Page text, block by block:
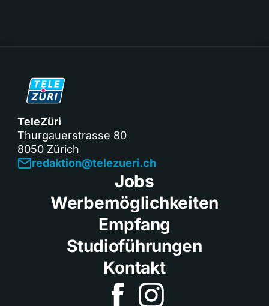
TeleZüri
Thurgauerstrasse 80
8050 Zürich
redaktion@telezueri.ch
Jobs
Werbemöglichkeiten
Empfang
Studioführungen
Kontakt